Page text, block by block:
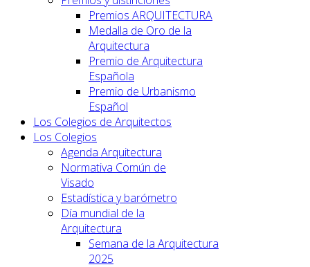
Premios ARQUITECTURA
Medalla de Oro de la
Arquitectura
Premio de Arquitectura
Española
Premio de Urbanismo
Español
Los Colegios de Arquitectos
Los Colegios
Agenda Arquitectura
Normativa Común de
Visado
Estadística y barómetro
Día mundial de la
Arquitectura
Semana de la Arquitectura
2025